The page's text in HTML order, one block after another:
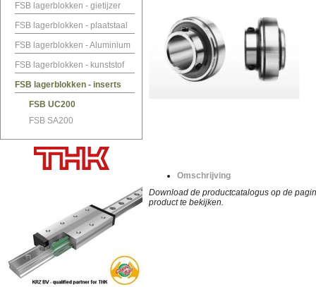
FSB lagerblokken - gietijzer
FSB lagerblokken - plaatstaal
FSB lagerblokken - Aluminium
FSB lagerblokken - kunststof
FSB lagerblokken - inserts
FSB UC200
FSB SA200
Omschrijving
Download de productcatalogus op de
product te bekijken.